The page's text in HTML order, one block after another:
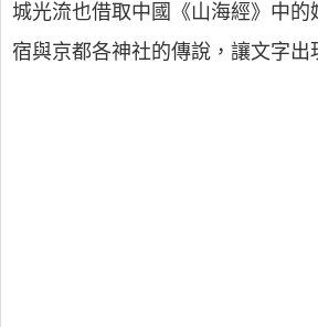
城光流也借取中國《山海經》中的
宿與京都各神社的傳說，讓文字出